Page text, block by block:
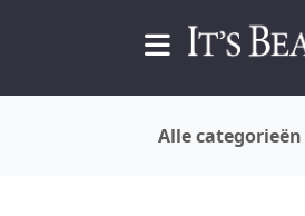
Alle categorieën